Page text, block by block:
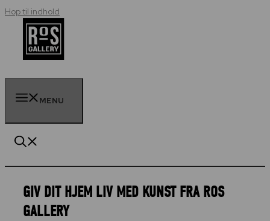
Hop til indhold
MENU
GIV DIT HJEM LIV MED KUNST FRA ROS
GALLERY